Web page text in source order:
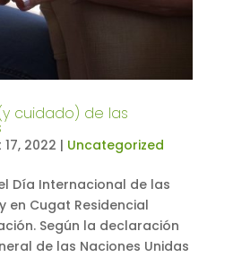
cuidado) de las
2022 | Uncategorized
Día Internacional de las
en Cugat Residencial
Según la declaración
de las Naciones Unidas